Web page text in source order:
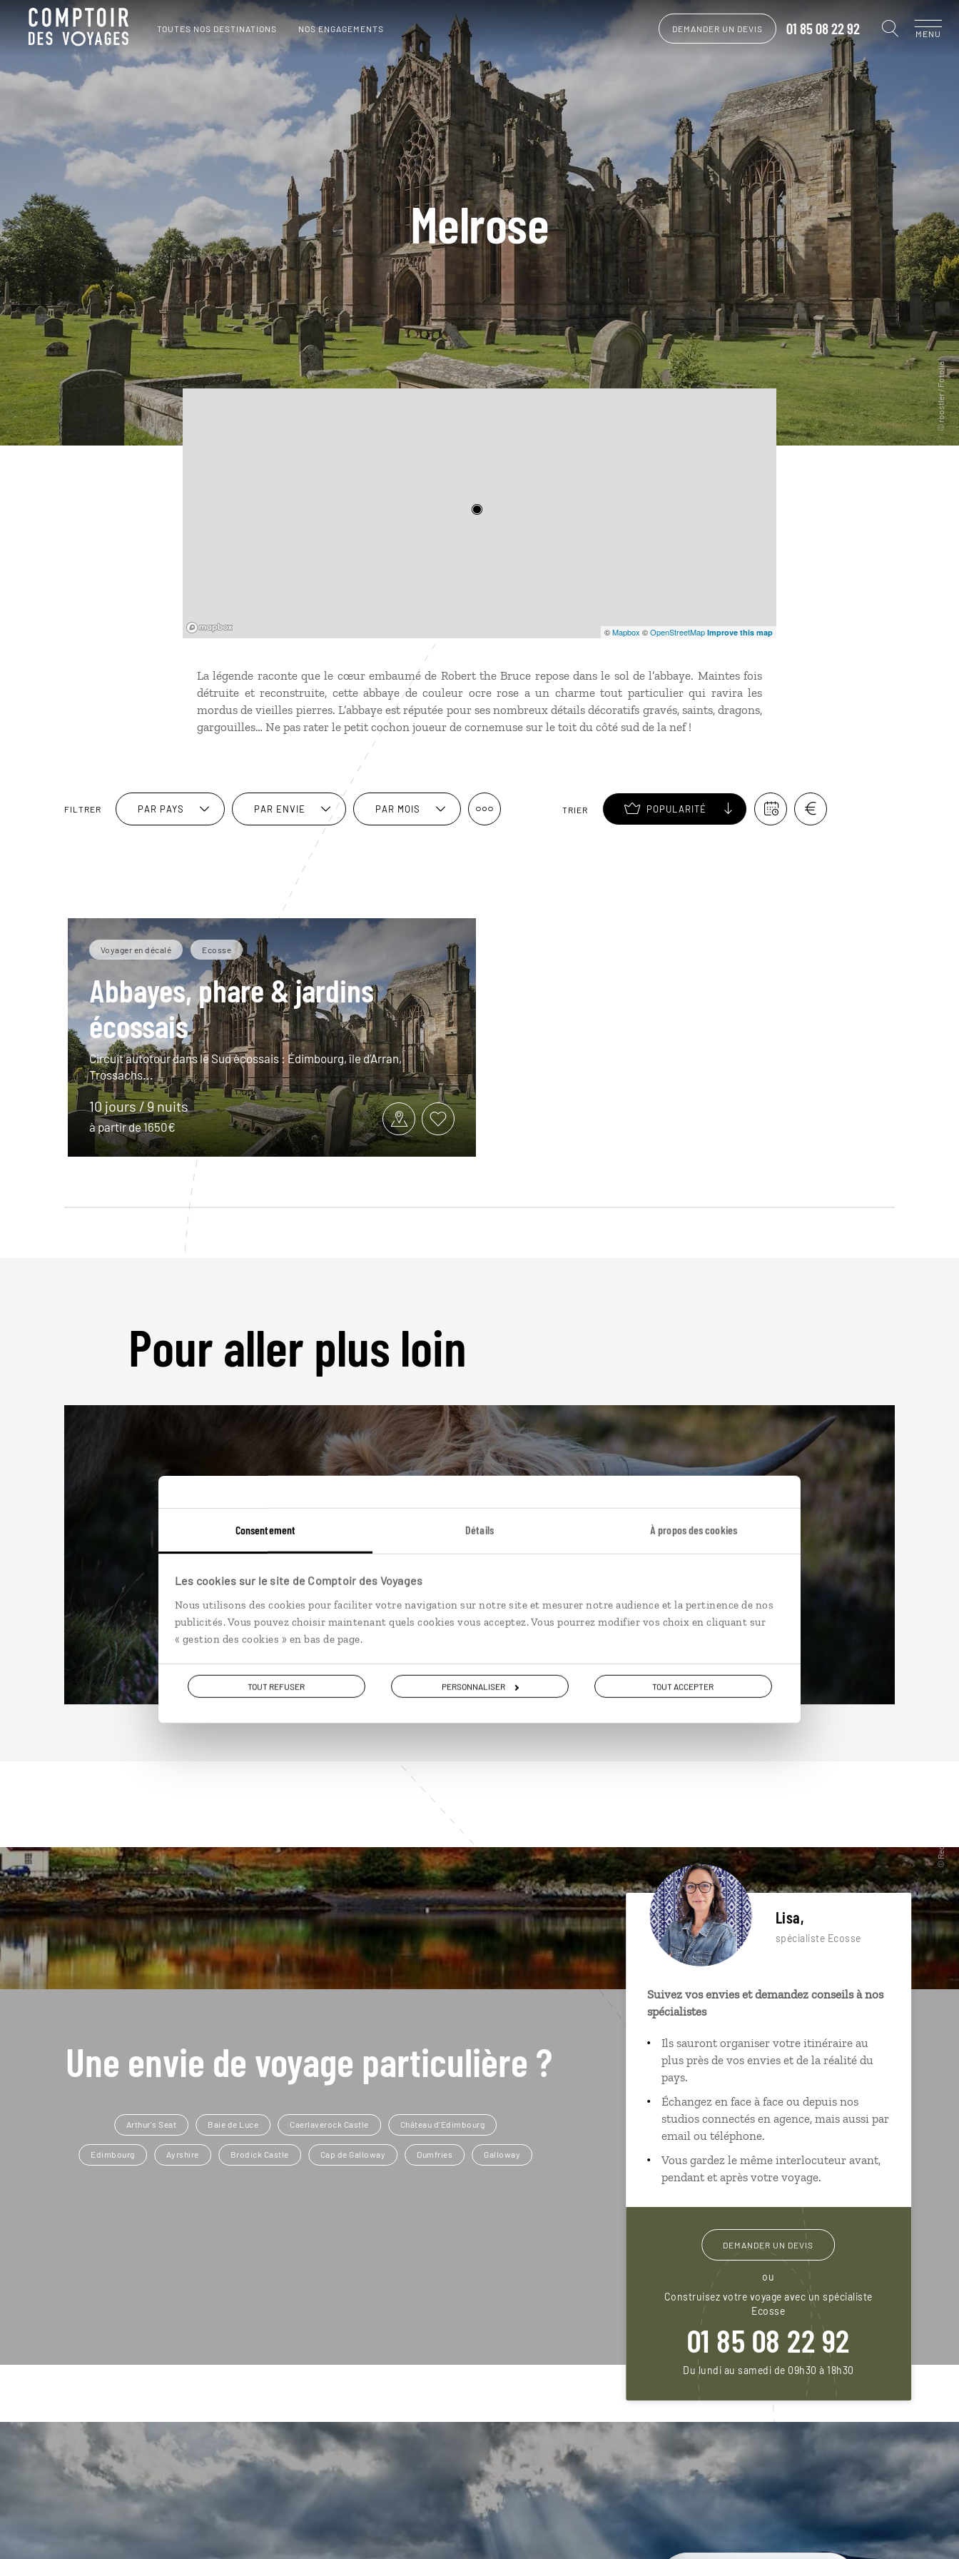
Consentement Détails À propos des cookies
Les cookies sur le site de Comptoir des Voyages
Nous utilisons des cookies pour faciliter votre navigation sur notre site et mesurer notre audience et la pertinence de nos
publicités. Vous pouvez choisir maintenant quels cookies vous acceptez. Vous pourrez modifier vos choix en cliquant sur
« gestion des cookies » en bas de page.
TOUT REFUSER PERSONNALISER TOUT ACCEPTER
TOUTES NOS DESTINATIONS NOS ENGAGEMENTS DEMANDER UN DEVIS 01 85 08 22 92 MENU
Melrose
©Mapbox ©OpenStreetMap Improve this map
La légende raconte que le cœur embaumé de Robert the Bruce repose dans le sol de l’abbaye. Maintes fois
détruite et reconstruite, cette abbaye de couleur ocre rose a un charme tout particulier qui ravira les
mordus de vieilles pierres. L’abbaye est réputée pour ses nombreux détails décoratifs gravés, saints, dragons,
gargouilles… Ne pas rater le petit cochon joueur de cornemuse sur le toit du côté sud de la nef !
FILTRER PAR PAYS PAR ENVIE PAR MOIS TRIER POPULARITÉ
Voyager en décalé Ecosse
Abbayes, phare & jardins
écossais
Circuit autotour dans le Sud écossais : Édimbourg, île d’Arran,
Trossachs...
10 jours / 9 nuits
à partir de 1650€
Pour aller plus loin
Ecosse
DÉCOUVRIR
Une envie de voyage particulière ?
Arthur's Seat Baie de Luce Caerlaverock Castle Château d'Edimbourg
Edimbourg Ayrshire Brodick Castle Cap de Galloway Dumfries Galloway
Lisa,
spécialiste Ecosse
Suivez vos envies et demandez conseils à nos
spécialistes
Ils sauront organiser votre itinéraire au
plus près de vos envies et de la réalité du
pays.
Échangez en face à face ou depuis nos
studios connectés en agence, mais aussi par
email ou téléphone.
Vous gardez le même interlocuteur avant,
pendant et après votre voyage.
DEMANDER UN DEVIS
ou
Construisez votre voyage avec un spécialiste
Ecosse
01 85 08 22 92
Du lundi au samedi de 09h30 à 18h30